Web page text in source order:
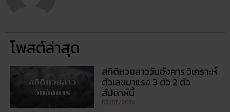
โพสต์ล่าสุด
สถิติหวยลาววันอังคาร วิเคราะห์
ตัวเลขมาแรง 3 ตัว 2 ตัว
สัปดาห์นี้
02/07/2026